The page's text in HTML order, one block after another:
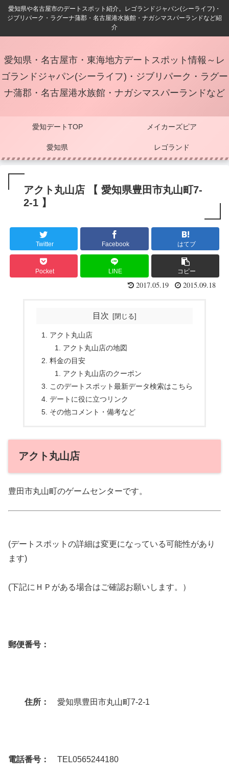
愛知県や名古屋市のデートスポット紹介。レゴランドジャパン(シーライフ)・
ジブリパーク・ラグーナ蒲郡・名古屋港水族館・ナガシマスパーランドなど紹
介
愛知県・名古屋市・東海地方デートスポット情報～レ
ゴランドジャパン(シーライフ)・ジブリパーク・ラグー
ナ蒲郡・名古屋港水族館・ナガシマスパーランドなど
愛知デートTOP メイカーズピア
愛知県 レゴランド
アクト丸山店 【 愛知県豊田市丸山町7-
2-1 】
Twitter Facebook はてブ
Pocket LINE コピー
2017.05.19 2015.09.18
目次
アクト丸山店
アクト丸山店の地図
料金の目安
アクト丸山店のクーポン
このデートスポット最新データ検索はこちら
デートに役に立つリンク
その他コメント・備考など
アクト丸山店
豊田市丸山町のゲームセンターです。
(デートスポットの詳細は変更になっている可能性があり
ます)
(下記にＨＰがある場合はご確認お願いします。）
郵便番号：
住所： 愛知県豊田市丸山町7-2-1
電話番号： TEL0565244180